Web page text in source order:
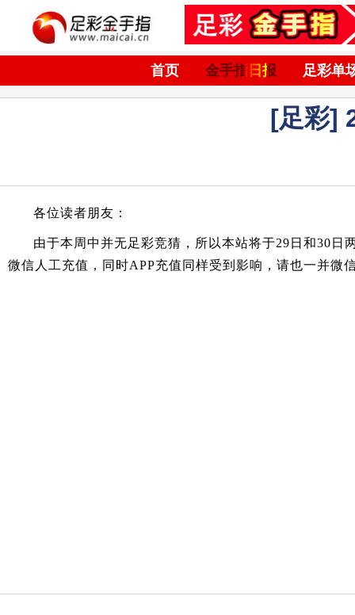
首页 金手指日报 足彩单
[足彩]
各位读者朋友：
由于本周中并无足彩竞猜，所以本站将于29日和30
微信人工充值，同时APP充值同样受到影响，请也一并微